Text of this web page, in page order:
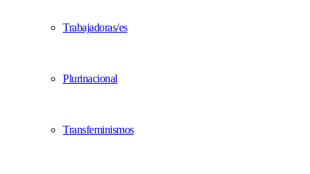
Trabajadoras/es
Plurinacional
Transfeminismos